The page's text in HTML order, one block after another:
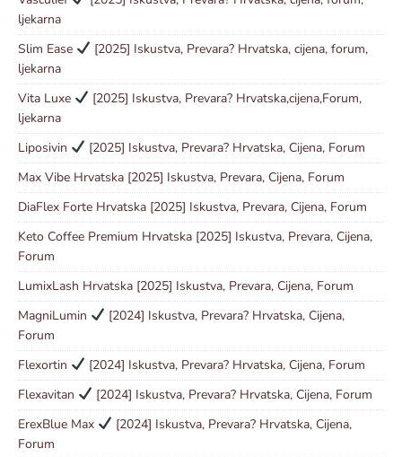
ljekarna
Slim Ease
[2025] Iskustva, Prevara? Hrvatska, cijena, forum,
ljekarna
Vita Luxe
[2025] Iskustva, Prevara? Hrvatska,cijena,Forum,
ljekarna
Liposivin
[2025] Iskustva, Prevara? Hrvatska, Cijena, Forum
Max Vibe Hrvatska [2025] Iskustva, Prevara, Cijena, Forum
DiaFlex Forte Hrvatska [2025] Iskustva, Prevara, Cijena, Forum
Keto Coffee Premium Hrvatska [2025] Iskustva, Prevara, Cijena,
Forum
LumixLash Hrvatska [2025] Iskustva, Prevara, Cijena, Forum
MagniLumin
[2024] Iskustva, Prevara? Hrvatska, Cijena,
Forum
Flexortin
[2024] Iskustva, Prevara? Hrvatska, Cijena, Forum
Flexavitan
[2024] Iskustva, Prevara? Hrvatska, Cijena, Forum
ErexBlue Max
[2024] Iskustva, Prevara? Hrvatska, Cijena,
Forum